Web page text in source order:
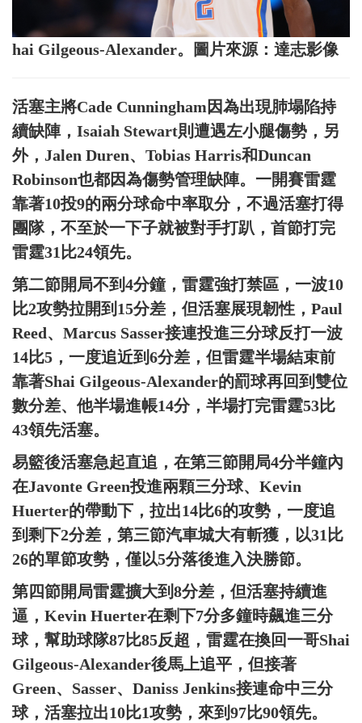
hai Gilgeous-Alexander。圖片來源：達志影像
活塞主將Cade Cunningham因為出現肺塌陷持
續缺陣，Isaiah Stewart則遭遇左小腿傷勢，另
外，Jalen Duren、Tobias Harris和Duncan
Robinson也都因為傷勢管理缺陣。一開賽雷霆
靠著10投9的兩分球命中率取分，不過活塞打得
團隊，不至於一下子就被對手打趴，首節打完
雷霆31比24領先。
第二節開局不到4分鐘，雷霆強打禁區，一波10
比2攻勢拉開到15分差，但活塞展現韌性，Paul
Reed、Marcus Sasser接連投進三分球反打一波
14比5，一度追近到6分差，但雷霆半場結束前
靠著Shai Gilgeous-Alexander的罰球再回到雙位
數分差、他半場進帳14分，半場打完雷霆53比
43領先活塞。
易籃後活塞急起直追，在第三節開局4分半鐘內
在Javonte Green投進兩顆三分球、Kevin
Huerter的帶動下，拉出14比6的攻勢，一度追
到剩下2分差，第三節汽車城大有斬獲，以31比
26的單節攻勢，僅以5分落後進入決勝節。
第四節開局雷霆擴大到8分差，但活塞持續進
逼，Kevin Huerter在剩下7分多鐘時飆進三分
球，幫助球隊87比85反超，雷霆在換回一哥Shai
Gilgeous-Alexander後馬上追平，但接著
Green、Sasser、Daniss Jenkins接連命中三分
球，活塞拉出10比1攻勢，來到97比90領先。